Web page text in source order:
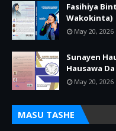
Fasihiya
Wakokinta)
May 20, 2026
Sunayen
Hausawa
May 20, 2026
MASU TASHE